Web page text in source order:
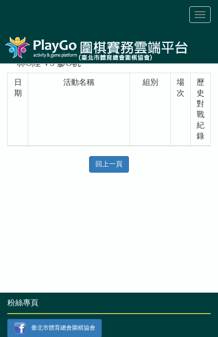
Toggle
林O陞 VS 廖O帆
日
期
活動名稱 組別
場
次
歷
史
對
戰
紀
錄
回上一頁
粉絲專頁
臺北市體育總會圍棋協會